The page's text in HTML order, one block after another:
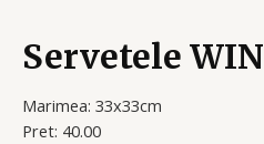
Servetele
Marimea: 33x33cm
Pret: 40.00